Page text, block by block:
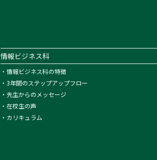
情報ビジネス科
・ 情報ビジネス科の特徴
・ 3年間のステップアップフロー
・ 先生からのメッセージ
・ 在校生の声
・ カリキュラム